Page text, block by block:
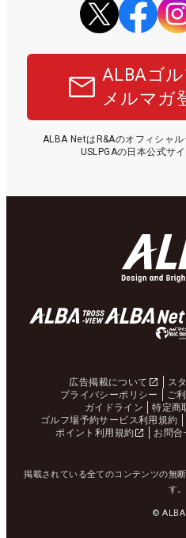
ALBAゴ
メルマガ
ALBA NetはR&Aのオフィシャ
USLPGAの日本公式サ
広告掲載について ス
プライバシーポリシー
ご
ガイドライン
特定商
ゴルフ場予約サービス利用規約
ポイント利用規約
お問合
掲載されている全てのコンテンツの無
す。
©